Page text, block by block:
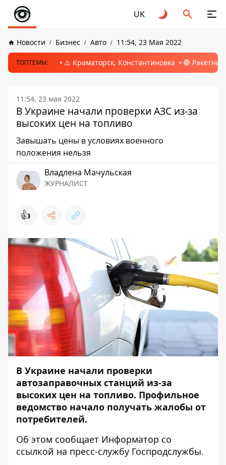
UK
Новости Бизнес Авто 11:54, 23 Мая 2022
ТОПТЕМЫ: ⚠️ Краматорск, Константиновка 🔴
11:54, 23 мая 2022
В Украине начали проверки АЗС из-за
высоких цен на топливо
Завышать цены в условиях военного
положения нельзя
Владлена Мачульская
ЖУРНАЛИСТ
👍
В Украине начали проверки
автозаправочных станций из-за
высоких цен на топливо. Профильное
ведомство начало получать жалобы от
потребителей.
Об этом сообщает Информатор со
ссылкой на пресс-службу Госпродслужбы.